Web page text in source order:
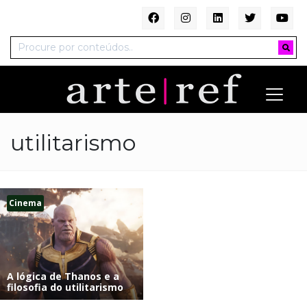
utilitarismo
Cinema
A lógica de Thanos e a
filosofia do utilitarismo